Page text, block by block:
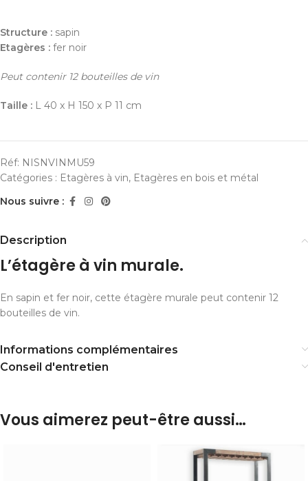
Structure : sapin
Etagères : fer noir
Peut contenir 12 bouteilles de vin
Taille : L 40 x H 150 x P 11 cm
Réf: NISNVINMU59
Catégories : Etagères à vin, Etagères en bois et métal
Nous suivre :
Description
L’étagère à vin murale.
En sapin et fer noir, cette étagère murale peut contenir 12
bouteilles de vin.
Informations complémentaires
Conseil d'entretien
Vous aimerez peut-être aussi…